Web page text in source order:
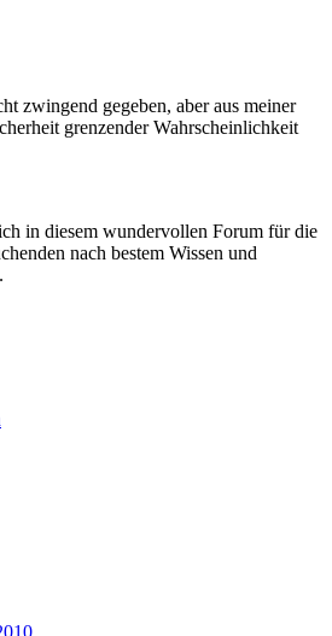
zwingend gegeben, aber aus meiner
grenzender Wahrscheinlichkeit
in diesem wundervollen Forum für die
nach bestem Wissen und